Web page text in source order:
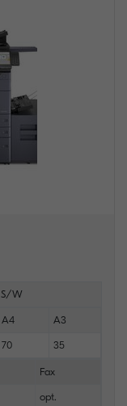
S/W
A4 A3
70 35
Fax
opt.